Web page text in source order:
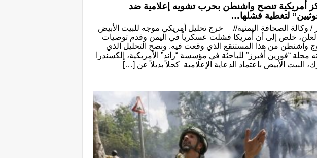
أمريكية تنصح واشنطن بحرب تشويه إعلامية ضد
لتغطية فشلها…
/ وكالة الصحافة اليمنية// خرج تحليل أمريكي موجه للبيت الأبيض
العلن، خلص إلى أن أمريكا فشلت عسكرياً في اليمن وقدم توصيات
واشنطن من هذا المستنقع الذي وقعت فيه. ونصح التحليل الذي
مجلة “فورين أفيرز” للباحثة في مؤسسة “راند” الأمريكية، إلكسندرا
البيت الأبيض باعتماد الدعاية الإعلامية كحلاً بديلاً عن […]